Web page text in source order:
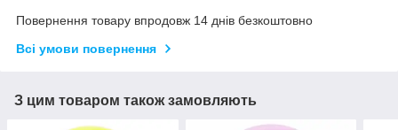
Повернення товару впродовж 14 днів безкоштовно
Всі умови повернення
З цим товаром також замовляють